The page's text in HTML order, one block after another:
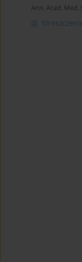
Ann. Acad. Med.